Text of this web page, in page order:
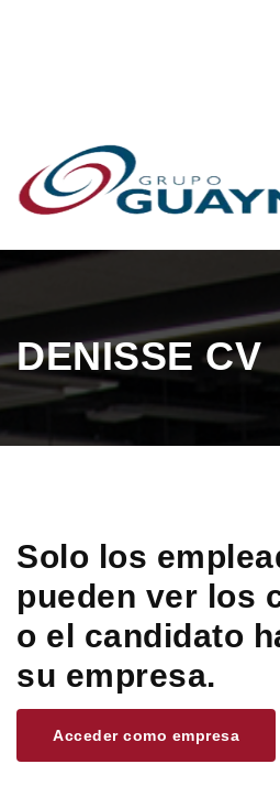
DENISSE CV
Solo los
pueden ver los
o el candidato
su empresa.
Acceder como empresa